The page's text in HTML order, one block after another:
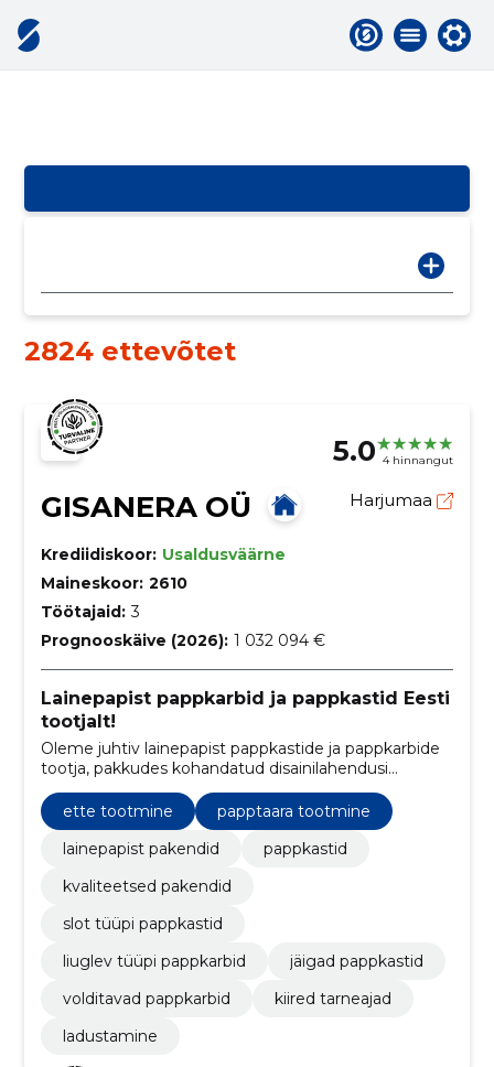
2824 ettevõtet
5.0 4 hinnangut
GISANERA OÜ Harjumaa
Krediidiskoor: Usaldusväärne
Maineskoor: 2610
Töötajaid: 3
Prognooskäive (2026): 1 032 094 €
Lainepapist pappkarbid ja pappkastid Eesti
tootjalt!
Oleme juhtiv lainepapist pappkastide ja pappkarbide
tootja, pakkudes kohandatud disainilahendusi
vastavalt klientide vajadustele.
ette tootmine
papptaara tootmine
lainepapist pakendid
pappkastid
kvaliteetsed pakendid
slot tüüpi pappkastid
liuglev tüüpi pappkarbid
jäigad pappkastid
volditavad pappkarbid
kiired tarneajad
ladustamine